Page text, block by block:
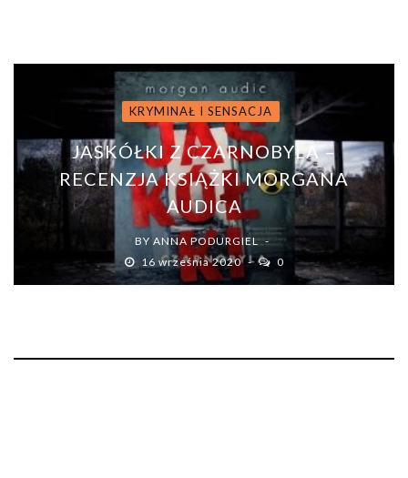
KRYMINAŁ I SENSACJA
JASKÓŁKI Z CZARNOBYLA –
RECENZJA KSIĄŻKI MORGANA
AUDICA
BY ANNA PODURGIEL
16 września 2020
0